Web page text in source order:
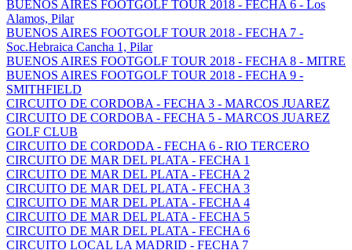
BUENOS AIRES FOOTGOLF TOUR 2018 - FECHA 6 - Los
Alamos, Pilar
BUENOS AIRES FOOTGOLF TOUR 2018 - FECHA 7 -
Soc.Hebraica Cancha 1, Pilar
BUENOS AIRES FOOTGOLF TOUR 2018 - FECHA 8 - MITRE
BUENOS AIRES FOOTGOLF TOUR 2018 - FECHA 9 -
SMITHFIELD
CIRCUITO DE CORDOBA - FECHA 3 - MARCOS JUAREZ
CIRCUITO DE CORDOBA - FECHA 5 - MARCOS JUAREZ
GOLF CLUB
CIRCUITO DE CORDODA - FECHA 6 - RIO TERCERO
CIRCUITO DE MAR DEL PLATA - FECHA 1
CIRCUITO DE MAR DEL PLATA - FECHA 2
CIRCUITO DE MAR DEL PLATA - FECHA 3
CIRCUITO DE MAR DEL PLATA - FECHA 4
CIRCUITO DE MAR DEL PLATA - FECHA 5
CIRCUITO DE MAR DEL PLATA - FECHA 6
CIRCUITO LOCAL LA MADRID - FECHA 7